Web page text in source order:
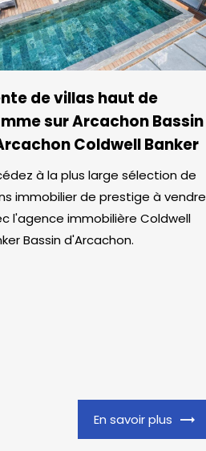
de villas haut de
sur Arcachon Bassin
Coldwell Banker
à la plus large sélection de
immobilier de prestige à vendre
l'agence immobilière Coldwell
Bassin d'Arcachon.
En savoir plus